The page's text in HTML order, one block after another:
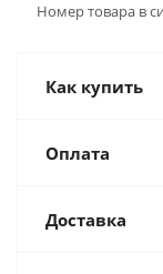
Номер товара в
Как купить
Оплата
Доставка